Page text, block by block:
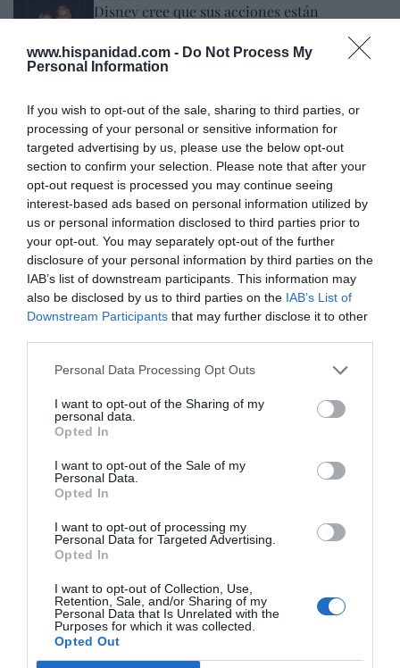
www.hispanidad.com - Do Not Process My
Personal Information
If you wish to opt-out of the sale, sharing to third parties, or
processing of your personal or sensitive information for
targeted advertising by us, please use the below opt-out
section to confirm your selection. Please note that after your
opt-out request is processed you may continue seeing
interest-based ads based on personal information utilized by
us or personal information disclosed to third parties prior to
your opt-out. You may separately opt-out of the further
disclosure of your personal information by third parties on the
IAB’s list of downstream participants. This information may
also be disclosed by us to third parties on the IAB’s List of
Downstream Participants that may further disclose it to other
Personal Data Processing Opt Outs
I want to opt-out of the Sharing of my
personal data.
Opted In
I want to opt-out of the Sale of my
Personal Data.
Opted In
I want to opt-out of processing my
Personal Data for Targeted Advertising.
Opted In
I want to opt-out of Collection, Use,
Retention, Sale, and/or Sharing of my
Personal Data that Is Unrelated with the
Purposes for which it was collected.
Opted Out
Disney cree que sus acciones están
Cristina Martín 06/08/26 17:11
Yolanda Díaz, el penúltimo fiasco del
Gobierno Sánchez, escaso en reputación e
influencia internacional: se conforma con
ser la número dos de la OIT
Cristina Martín 06/08/26 12:41
INTERNACIONAL
Colombia. De la Espriella toma posesión
como presidente, entre amenazas terroristas
del ELN y el sabotaje de la Izquierda
José Ángel Gutiérrez 06/08/26 12:35
OPINIÓN
progresista
ECONOMÍA
elevar previsiones, tras un trimestre récord
Cristina Martín
OPINIÓN
“Sánchez es un sinvergüenza que ha
abandonado a su país, porque Ceuta es
connivencia con Marruecos”: acusa una ceutí
Hispanidad 06/08/26 11:30